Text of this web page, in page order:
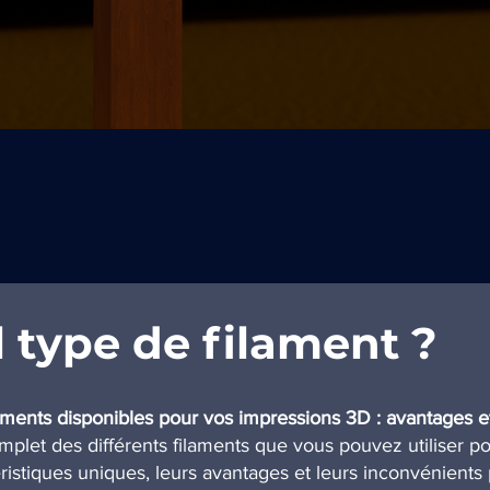
type de filament ?
disponibles pour vos impressions 3D : avantages
des différents filaments que vous pouvez utiliser
uniques, leurs avantages et leurs